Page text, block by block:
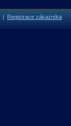
| Registrace zákazníka